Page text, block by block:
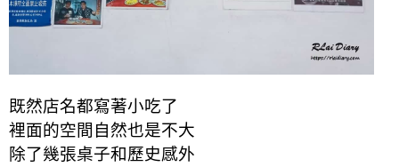
既然店名都寫著小吃了
裡面的空間自然也是不大
除了幾張桌子和歷史感外